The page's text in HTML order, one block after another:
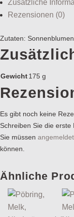
Zusätzliche
Rezensionen (0)
Zutaten:
Gewicht175 g
Es gibt noch keine
Schreiben Sie die erste
Sie müssen angemeldet
können.
Ähnliche